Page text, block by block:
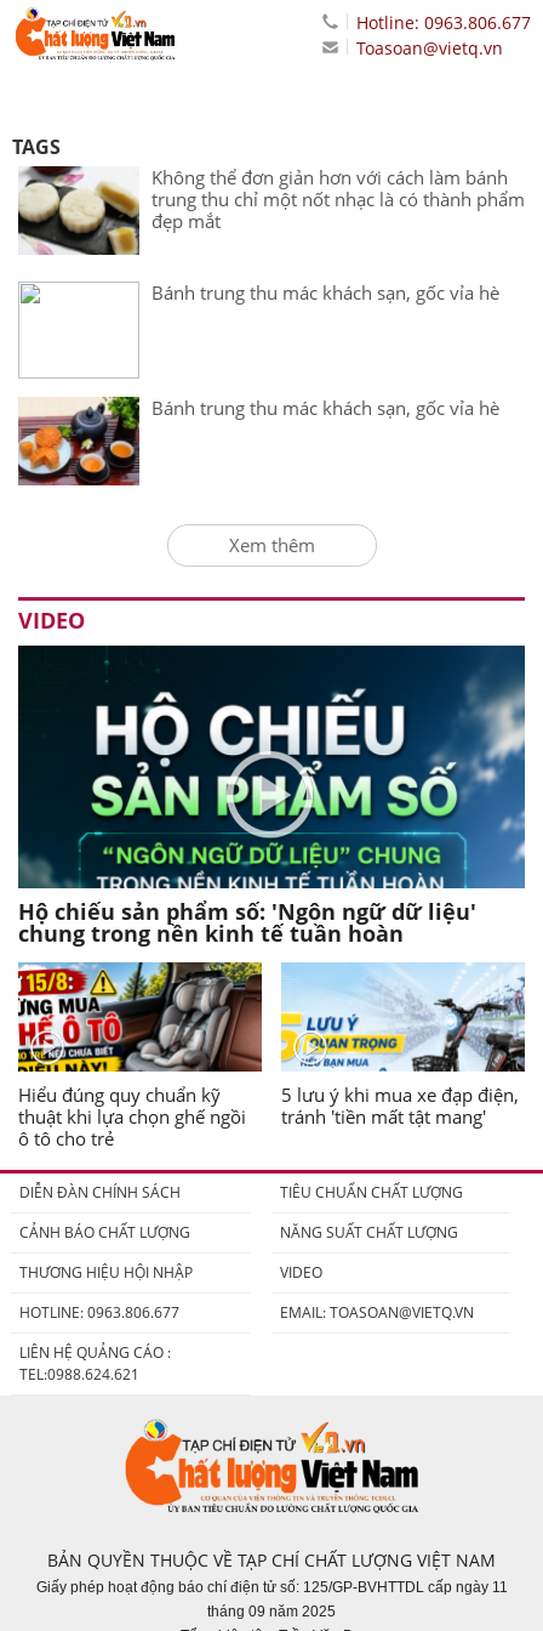
Hotline: 0963.806.677
Toasoan@vietq.vn
TAGS
Không thể đơn giản hơn với cách làm bánh
trung thu chỉ một nốt nhạc là có thành phẩm
đẹp mắt
Bánh trung thu mác khách sạn, gốc vỉa hè
Bánh trung thu mác khách sạn, gốc vỉa hè
Xem thêm
VIDEO
Hộ chiếu sản phẩm số: 'Ngôn ngữ dữ liệu'
chung trong nền kinh tế tuần hoàn
Hiểu đúng quy chuẩn kỹ
thuật khi lựa chọn ghế ngồi
ô tô cho trẻ
5 lưu ý khi mua xe đạp điện,
tránh 'tiền mất tật mang'
DIỄN ĐÀN CHÍNH SÁCH
TIÊU CHUẨN CHẤT LƯỢNG
CẢNH BÁO CHẤT LƯỢNG
NĂNG SUẤT CHẤT LƯỢNG
THƯƠNG HIỆU HỘI NHẬP
VIDEO
HOTLINE: 0963.806.677
EMAIL:TOASOAN@VIETQ.VN
LIÊN HỆ QUẢNG CÁO :
TEL:0988.624.621
BẢN QUYỀN THUỘC VỀ TẠP CHÍ CHẤT LƯỢNG VIỆT NAM
Giấy phép hoạt động báo chí điện tử số: 125/GP-BVHTTDL cấp ngày 11
tháng 09 năm 2025